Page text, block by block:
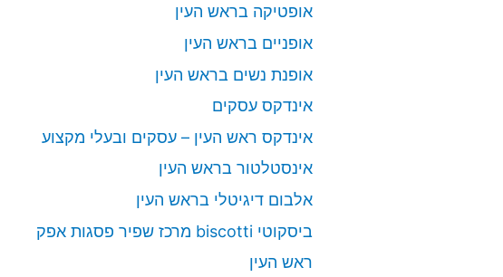
אופטיקה בראש העין
אופניים בראש העין
אופנת נשים בראש העין
אינדקס עסקים
אינדקס ראש העין – עסקים ובעלי מקצוע
אינסטלטור בראש העין
אלבום דיגיטלי בראש העין
ביסקוטי biscotti מרכז שפיר פסגות אפק
ראש העין